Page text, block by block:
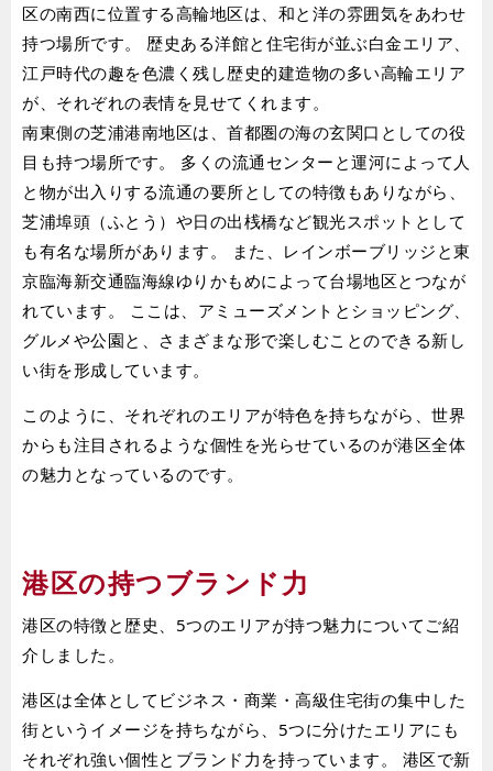
区の南西に位置する高輪地区は、和と洋の雰囲気をあわせ
持つ場所です。 歴史ある洋館と住宅街が並ぶ白金エリア、
江戸時代の趣を色濃く残し歴史的建造物の多い高輪エリア
が、それぞれの表情を見せてくれます。
南東側の芝浦港南地区は、首都圏の海の玄関口としての役
目も持つ場所です。 多くの流通センターと運河によって人
と物が出入りする流通の要所としての特徴もありながら、
芝浦埠頭（ふとう）や日の出桟橋など観光スポットとして
も有名な場所があります。 また、レインボーブリッジと東
京臨海新交通臨海線ゆりかもめによって台場地区とつなが
れています。 ここは、アミューズメントとショッピング、
グルメや公園と、さまざまな形で楽しむことのできる新し
い街を形成しています。
このように、それぞれのエリアが特色を持ちながら、世界
からも注目されるような個性を光らせているのが港区全体
の魅力となっているのです。
港区の持つブランド力
港区の特徴と歴史、5つのエリアが持つ魅力についてご紹
介しました。
港区は全体としてビジネス・商業・高級住宅街の集中した
街というイメージを持ちながら、5つに分けたエリアにも
それぞれ強い個性とブランド力を持っています。 港区で新